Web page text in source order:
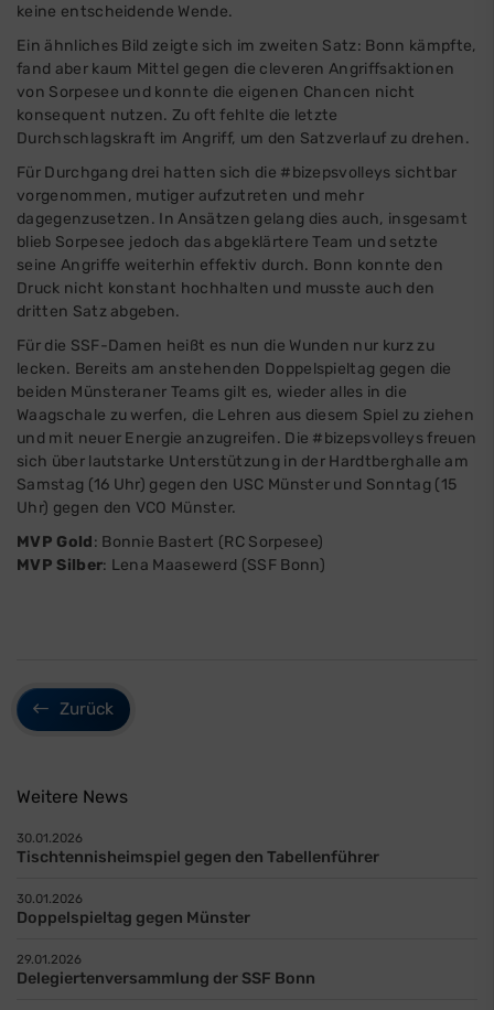
keine entscheidende Wende.
Ein ähnliches Bild zeigte sich im zweiten Satz: Bonn kämpfte,
fand aber kaum Mittel gegen die cleveren Angriffsaktionen
von Sorpesee und konnte die eigenen Chancen nicht
konsequent nutzen. Zu oft fehlte die letzte
Durchschlagskraft im Angriff, um den Satzverlauf zu drehen.
Für Durchgang drei hatten sich die #bizepsvolleys sichtbar
vorgenommen, mutiger aufzutreten und mehr
dagegenzusetzen. In Ansätzen gelang dies auch, insgesamt
blieb Sorpesee jedoch das abgeklärtere Team und setzte
seine Angriffe weiterhin effektiv durch. Bonn konnte den
Druck nicht konstant hochhalten und musste auch den
dritten Satz abgeben.
Für die SSF-Damen heißt es nun die Wunden nur kurz zu
lecken. Bereits am anstehenden Doppelspieltag gegen die
beiden Münsteraner Teams gilt es, wieder alles in die
Waagschale zu werfen, die Lehren aus diesem Spiel zu ziehen
und mit neuer Energie anzugreifen. Die #bizepsvolleys freuen
sich über lautstarke Unterstützung in der Hardtberghalle am
Samstag (16 Uhr) gegen den USC Münster und Sonntag (15
Uhr) gegen den VCO Münster.
MVP Gold: Bonnie Bastert (RC Sorpesee)
MVP Silber: Lena Maasewerd (SSF Bonn)
Zurück
Weitere News
30.01.2026
Tischtennisheimspiel gegen den Tabellenführer
30.01.2026
Doppelspieltag gegen Münster
29.01.2026
Delegiertenversammlung der SSF Bonn